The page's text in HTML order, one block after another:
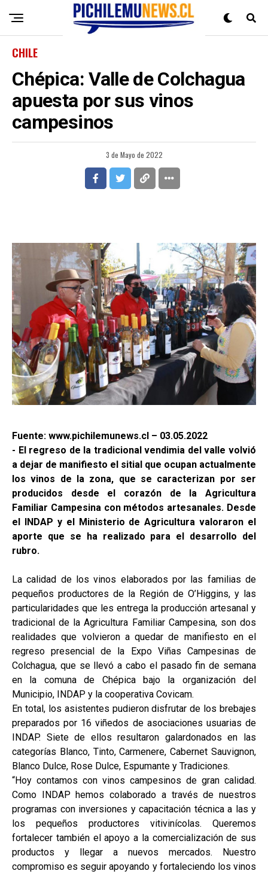
CHILE
Chépica: Valle de Colchagua
apuesta por sus vinos
campesinos
3 de Mayo de 2022
Fuente: www.pichilemunews.cl – 03.05.2022
- El regreso de la tradicional vendimia del valle volvió
a dejar de manifiesto el sitial que ocupan actualmente
los vinos de la zona, que se caracterizan por ser
producidos desde el corazón de la Agricultura
Familiar Campesina con métodos artesanales. Desde
el INDAP y el Ministerio de Agricultura valoraron el
aporte que se ha realizado para el desarrollo del
rubro.
La calidad de los vinos elaborados por las familias de
pequeños productores de la Región de O’Higgins, y las
particularidades que les entrega la producción artesanal y
tradicional de la Agricultura Familiar Campesina, son dos
realidades que volvieron a quedar de manifiesto en el
regreso presencial de la Expo Viñas Campesinas de
Colchagua, que se llevó a cabo el pasado fin de semana
en la comuna de Chépica bajo la organización del
Municipio, INDAP y la cooperativa Covicam.
En total, los asistentes pudieron disfrutar de los brebajes
preparados por 16 viñedos de asociaciones usuarias de
INDAP. Siete de ellos resultaron galardonados en las
categorías Blanco, Tinto, Carmenere, Cabernet Sauvignon,
Blanco Dulce, Rose Dulce, Espumante y Tradiciones.
“Hoy contamos con vinos campesinos de gran calidad.
Como INDAP hemos colaborado a través de nuestros
programas con inversiones y capacitación técnica a las y
los pequeños productores vitivinícolas. Queremos
fortalecer también el apoyo a la comercialización de sus
productos y llegar a nuevos mercados. Nuestro
compromiso es seguir apoyando y fortaleciendo los vinos